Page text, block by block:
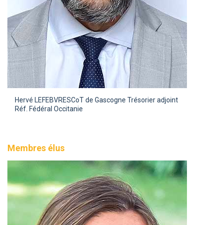
Hervé LEFEBVRESCoT de Gascogne Trésorier adjoint
Réf. Fédéral Occitanie
Membres élus